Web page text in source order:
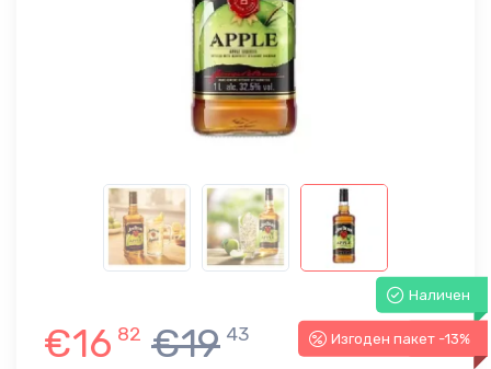
Наличен
-13%
Изгоден пакет -13%
€16 82 €19 43